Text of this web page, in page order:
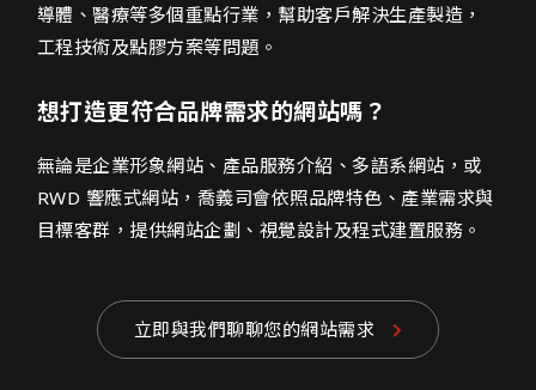
導體、醫療等多個重點行業，幫助客戶解決生產製造，
工程技術及點膠方案等問題。
想打造更符合品牌需求的網站嗎？
無論是企業形象網站、產品服務介紹、多語系網站，或
RWD 響應式網站，喬義司會依照品牌特色、產業需求與
目標客群，提供網站企劃、視覺設計及程式建置服務。
立即與我們聊聊您的網站需求